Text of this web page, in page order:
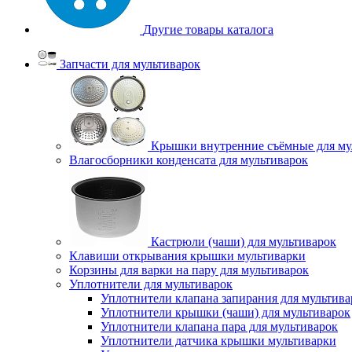
Другие товары каталога
Запчасти для мультиварок
Крышки внутренние съёмные для
Влагосборники конденсата для мультиварок
Кастрюли (чаши) для мультиварок
Клавиши открывания крышки мультиварки
Корзины для варки на пару для мультиварок
Уплотнители для мультиварок
Уплотнители клапана запирания для
Уплотнители крышки (чаши) для мультиварок
Уплотнители клапана пара для мультиварок
Уплотнители датчика крышки мультиварки